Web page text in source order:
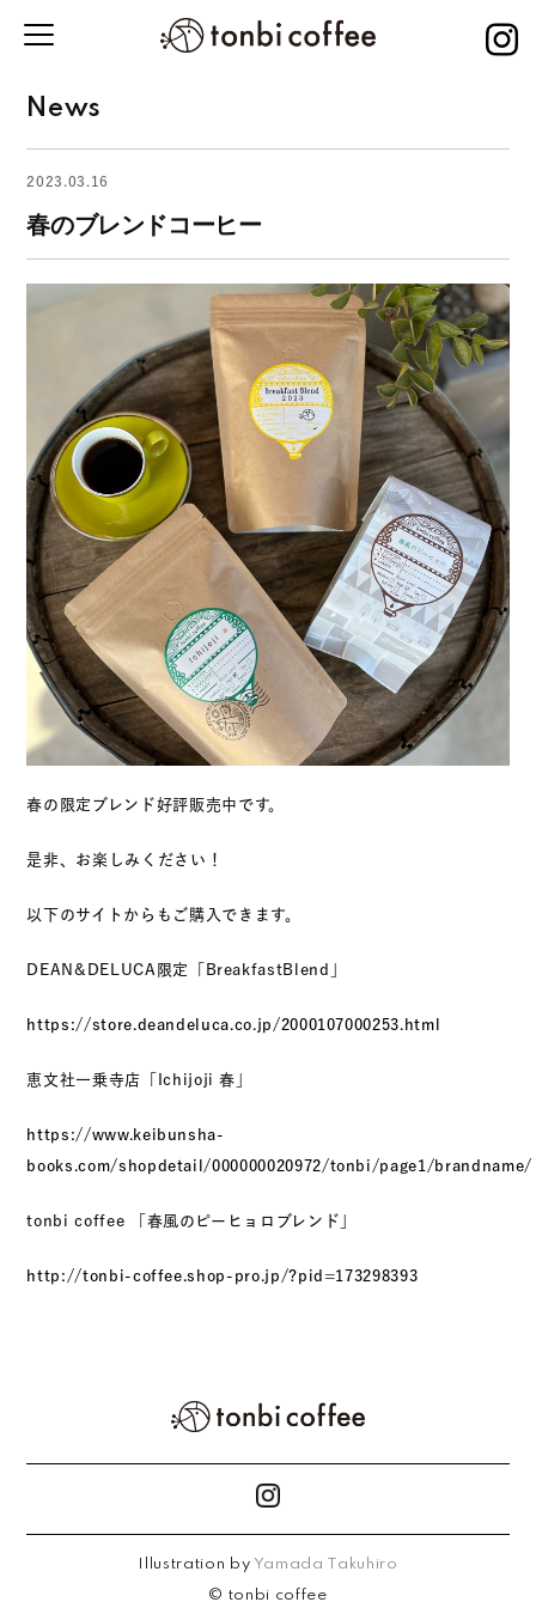
News
2023.03.16
春のブレンドコーヒー
春の限定ブレンド好評販売中です。
是非、お楽しみください！
以下のサイトからもご購入できます。
DEAN&DELUCA限定「BreakfastBlend」
https://store.deandeluca.co.jp/2000107000253.html
恵文社一乗寺店「Ichijoji 春」
https://www.keibunsha-
books.com/shopdetail/000000020972/tonbi/page1/brandname/
tonbi coffee 「春風のピーヒョロブレンド」
http://tonbi-coffee.shop-pro.jp/?pid=173298393
Illustration by Yamada Takuhiro
© tonbi coffee